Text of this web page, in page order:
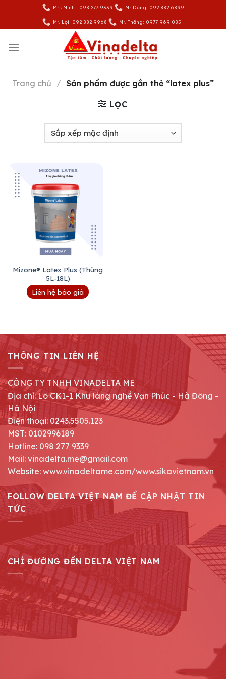
content
Mrs Minh : 098 277 9339 Mr Dũng: 092 882 6899
Mr. Lợi: 092 882 9968 Mr. Thắng: 0977 969 085
Trang chủ / Sản phẩm được gắn thẻ “latex plus”
LỌC
Mizone® Latex Plus (Thùng
5L-18L)
Liên hệ báo giá
THÔNG TIN LIÊN HỆ
CÔNG TY TNHH VINADELTA ME
Địa chỉ: Lô CK1-1 Khu làng nghề Vạn Phúc - Hà Đông -
Hà Nội
Điện thoại: 0243.5505.123
MST: 0102996189
Hotline: 098 277 9339
Mail: vinadelta.me@gmail.com
Website: www.vinadeltame.com/www.sikavietnam.vn
FOLLOW DELTA VIỆT NAM ĐỂ CẬP NHẬT TIN
TỨC
CHỈ ĐƯỜNG ĐẾN DELTA VIỆT NAM